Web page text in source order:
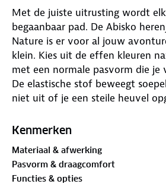
Met de juiste uitrusting wordt
begaanbaar pad. De Abisko
Nature is er voor al jouw
klein. Kies uit de effen kleuren
met een normale pasvorm die je
De elastische stof beweegt
niet uit of je een steile heuvel
dat de jas zwaar aanvoelt, en de
fleecevoering aan de binnenkant
Kenmerken
Materiaal & afwerking
Pasvorm & draagcomfort
Functies & opties